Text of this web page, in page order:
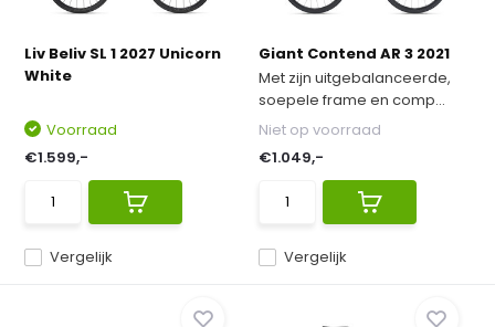
Liv Beliv SL 1 2027 Unicorn
White
Vergelijk
Voorraad
€1.599,-
Giant Contend AR 3 2021
Met zijn uitgebalanceerde,
soepele frame en comp...
Vergelijk
Niet op voorraad
€1.049,-